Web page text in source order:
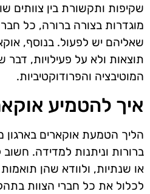
שקיפות ותקשורת בין צוותים
מוגדרות בצורה ברורה, כל חבר
שאליהם יש לפעול. בנוסף,
תוצאות ולא על פעילויות, דבר
המוטיבציה והפרודוקטיביות.
איך להטמיע
הליך הטמעת אוקארים
ברורות וניתנות למדידה.
או שנתיות, ולוודא שהן
לכלול את כל חברי הצוות